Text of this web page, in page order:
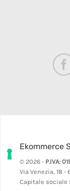
Ekommerce
© 2026 - P.IVA:
Via Venezia, 18 -
Capitale sociale